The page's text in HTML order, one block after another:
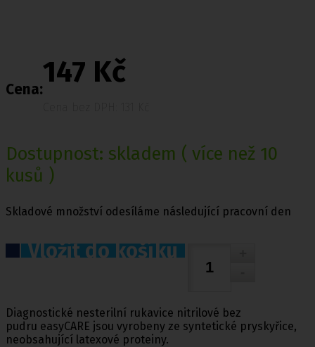
Cena:
147 Kč
Dostupnost: skladem ( více než 10
kusů )
Skladové množství odesíláme následující pracovní den
Vložit do košíku
Diagnostické nesterilní rukavice nitrilové bez
pudru easyCARE jsou vyrobeny ze syntetické pryskyřice,
neobsahující latexové proteiny.